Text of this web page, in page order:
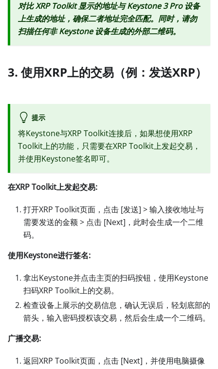
对比 XRP Toolkit 显示的地址与 Keystone 3 Pro 设备
上生成的地址，确保二者地址完全匹配。同时，请勿
扫描任何非 Keystone 设备生成的外部二维码。
3. 使用XRP上的交易（例：发送XRP）
提示
将Keystone与XRP Toolkit连接后，如果想使用XRP
Toolkit上的功能，只需要在XRP Toolkit上发起交易，
并使用Keystone签名即可。
在XRP Toolkit上发起交易:
打开XRP Toolkit页面，点击 [发送] >输入接收地址与
需要发送的金额> 点击 [Next] ，此时会生成一个二维
码。
使用Keystone进行签名:
拿出Keystone并点击主页的扫码按钮，使用Keystone
扫码XRP Toolkit上的交易。
检查设备上展示的交易信息，确认无误后，轻划底部的
箭头，输入密码授权该交易，然后会生成一个二维码。
广播交易:
返回XRP Toolkit页面，点击 [Next] ，并使用电脑摄像